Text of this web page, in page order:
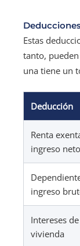
Estas
tanto,
una tiene un
Deducción
Renta
ingreso
ingreso
Intereses
vivienda